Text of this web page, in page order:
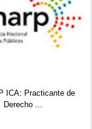
ICA: Practicante de
Derecho ...